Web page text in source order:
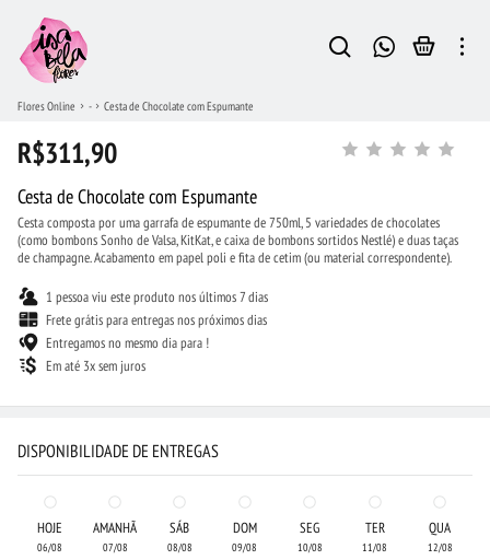
Flores Online - Cesta de Chocolate com Espumante
R$311,90
Cesta de Chocolate com Espumante
Cesta composta por uma garrafa de espumante de 750ml, 5 variedades de chocolates
(como bombons Sonho de Valsa, KitKat, e caixa de bombons sortidos Nestlé) e duas taças
de champagne. Acabamento em papel poli e fita de cetim (ou material correspondente).
1 pessoa viu este produto nos últimos 7 dias
Frete grátis para entregas nos próximos dias
Entregamos no mesmo dia para !
Em até 3x sem juros
DISPONIBILIDADE DE ENTREGAS
HOJE
06/08
AMANHÃ
07/08
SÁB
08/08
DOM
09/08
SEG
10/08
TER
11/08
QUA
12/08